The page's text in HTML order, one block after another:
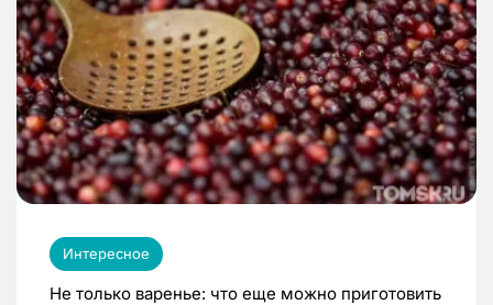
Интересное
Не только варенье: что еще можно приготовить